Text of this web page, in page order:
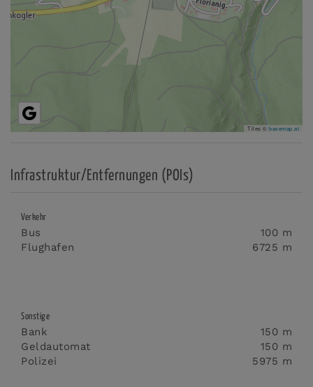
Tiles © basemap.at
Infrastruktur/Entfernungen (POIs)
Verkehr
Bus
100 m
Flughafen
6725 m
Sonstige
Bank
150 m
Geldautomat
150 m
Polizei
5975 m